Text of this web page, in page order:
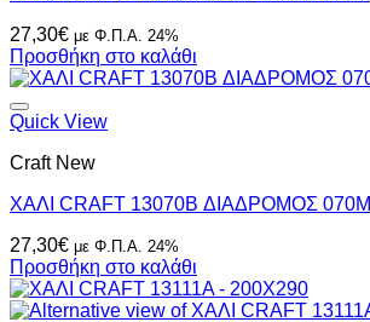
27,30€ με Φ.Π.Α. 24%
Προσθήκη στο καλάθι
Quick View
Craft New
ΧΑΛΙ CRAFT 13070B ΔΙΑΔΡΟΜΟΣ 070M
27,30€ με Φ.Π.Α. 24%
Προσθήκη στο καλάθι